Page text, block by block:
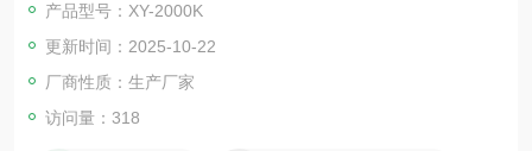
及养殖厂、垃圾处理厂、烫发场所生产车间中生物制药、家居环
保、畜牧养殖、温室培植、仓储物流、酿造发酵、农业生产。
产品型号：XY-2000K
更新时间：2025-10-22
厂商性质：生产厂家
访问量：318